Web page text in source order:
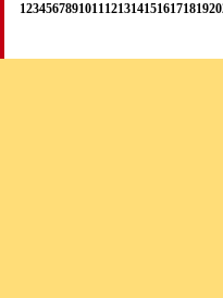
1234567891011121314151617181920